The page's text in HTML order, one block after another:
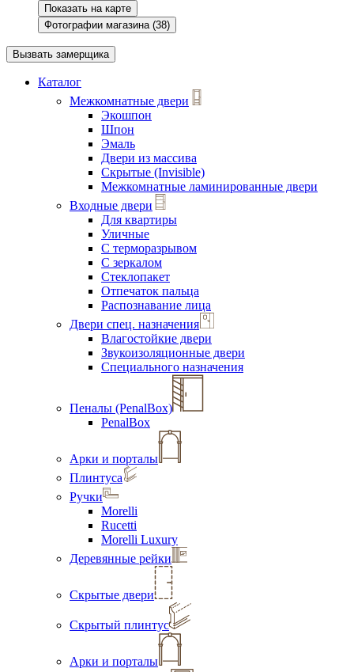
Показать на карте
Фотографии магазина (38)
Вызвать замерщика
Каталог
Межкомнатные двери
Экошпон
Шпон
Эмаль
Двери из массива
Скрытые (Invisible)
Межкомнатные ламинированные двери
Входные двери
Для квартиры
Уличные
С терморазрывом
С зеркалом
Стеклопакет
Отпечаток пальца
Распознавание лица
Двери спец. назначения
Влагостойкие двери
Звукоизоляционные двери
Специального назначения
Пеналы (PenalBox)
PenalBox
Арки и порталы
Плинтуса
Ручки
Morelli
Rucetti
Morelli Luxury
Деревянные рейки
Скрытые двери
Скрытый плинтус
Арки и порталы